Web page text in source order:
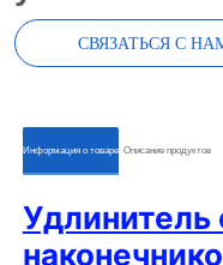
СВЯЗАТЬСЯ С
ㅤㅤИнформация о товареㅤㅤ ㅤㅤОписание продуктовㅤㅤ